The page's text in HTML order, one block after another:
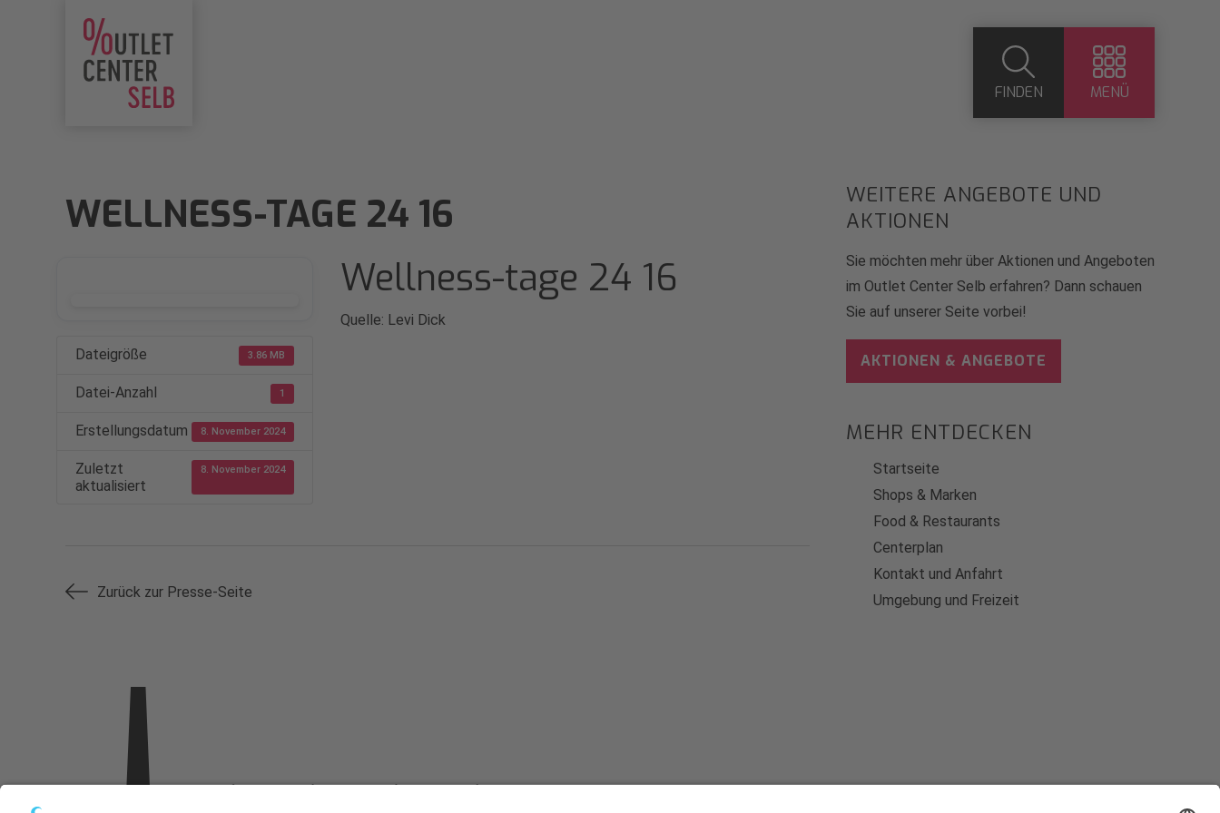
FINDEN MENÜ
WELLNESS-TAGE 24 16
Dateigröße 3.86 MB
Datei-Anzahl 1
Erstellungsdatum 8. November 2024
Zuletzt
aktualisiert
8. November 2024
Wellness-tage 24 16
Quelle: Levi Dick
Zurück zur Presse-Seite
WEITERE ANGEBOTE UND
AKTIONEN
Sie möchten mehr über Aktionen und Angeboten
im Outlet Center Selb erfahren? Dann schauen
Sie auf unserer Seite vorbei!
AKTIONEN & ANGEBOTE
MEHR ENTDECKEN
Startseite
Shops & Marken
Food & Restaurants
Centerplan
Kontakt und Anfahrt
Umgebung und Freizeit